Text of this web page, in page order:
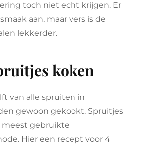
toch niet echt krijgen. Er
aan, maar vers is de
lekkerder.
koken
van alle spruiten in
gewoon gekookt. Spruitjes
meest gebruikte
Hier een recept voor 4